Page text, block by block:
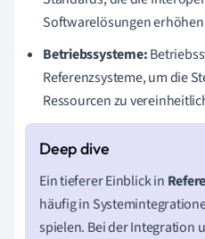
Softwarelösungen
Betriebssysteme:
Referenzsysteme, um die
Ressourcen zu
Ein tieferer Einblick in
häufig in
spielen. Bei der Integration